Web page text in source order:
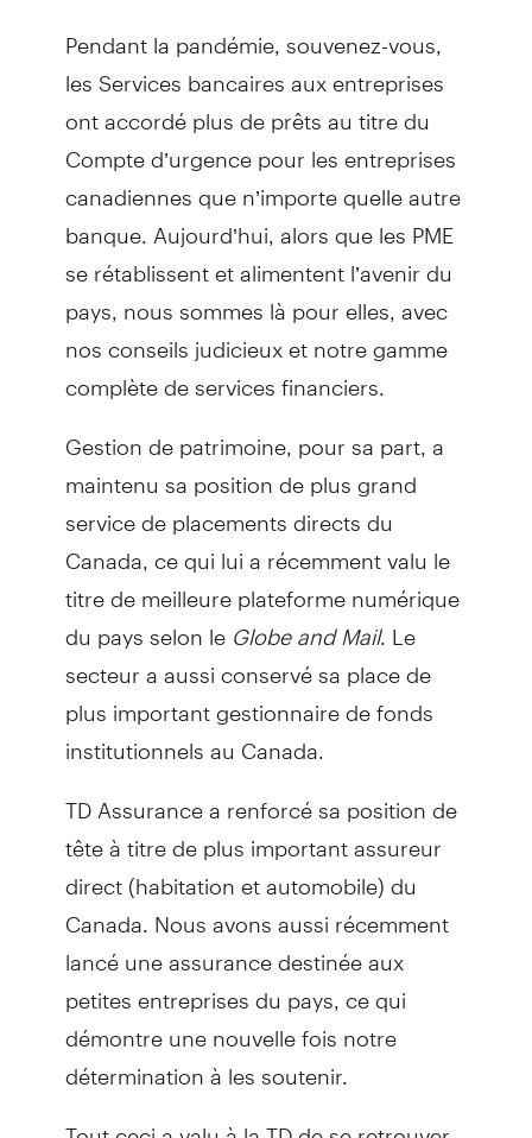
Pendant la pandémie, souvenez-vous,
les Services bancaires aux entreprises
ont accordé plus de prêts au titre du
Compte d’urgence pour les entreprises
canadiennes que n’importe quelle autre
banque. Aujourd’hui, alors que les PME
se rétablissent et alimentent l’avenir du
pays, nous sommes là pour elles, avec
nos conseils judicieux et notre gamme
complète de services financiers.
Gestion de patrimoine, pour sa part, a
maintenu sa position de plus grand
service de placements directs du
Canada, ce qui lui a récemment valu le
titre de meilleure plateforme numérique
du pays selon leGlobe and Mail. Le
secteur a aussi conservé sa place de
plus important gestionnaire de fonds
institutionnels au Canada.
TD Assurance a renforcé sa position de
tête à titre de plus important assureur
direct (habitation et automobile) du
Canada. Nous avons aussi récemment
lancé une assurance destinée aux
petites entreprises du pays, ce qui
démontre une nouvelle fois notre
détermination à les soutenir.
Tout ceci a valu à la TD de se retrouver